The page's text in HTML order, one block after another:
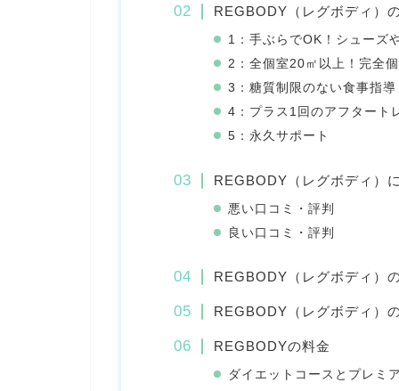
REGBODY（レグボディ）
1：手ぶらでOK！シューズ
2：全個室20㎡以上！完全
3：糖質制限のない食事指導
4：プラス1回のアフタート
5：永久サポート
REGBODY（レグボディ）
悪い口コミ・評判
良い口コミ・評判
REGBODY（レグボディ）
REGBODY（レグボディ）
REGBODYの料金
ダイエットコースとプレミ